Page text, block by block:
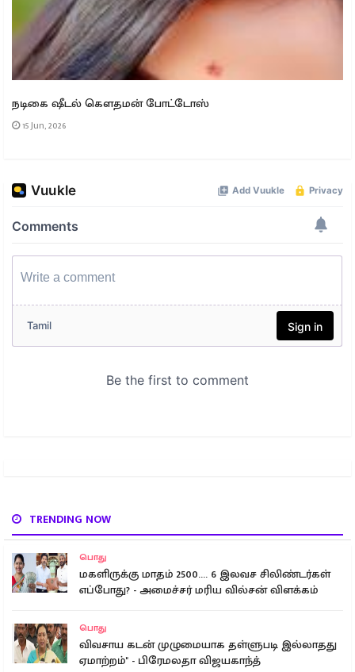
நடிகை ஷீடல் கௌதமன் போட்டோஸ்
15 Jun, 2026
TRENDING NOW
பொது
மகளிருக்கு மாதம் 2500.... 6 இலவச சிலிண்டர்கள்
எப்போது? - அமைச்சர் மரிய வில்சன் விளக்கம்
பொது
விவசாய கடன் முழுமையாக தள்ளுபடி இல்லாதது
ஏமாற்றம்" - பிரேமலதா விஜயகாந்த்